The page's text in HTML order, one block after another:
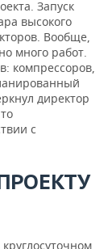
Запуск
высокого
Вообще,
много работ.
компрессоров,
директор
с